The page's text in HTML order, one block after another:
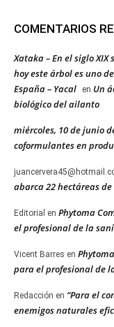
COMENTARIOS
Xataka – En el siglo
hoy este árbol es uno
España – Yacal
en Un
biológico del ailanto
miércoles, 10 de junio
coformulantes en
abarca 22 hectáreas
Editorial en Phytoma
el profesional de la
Vicent Barres en
para el profesional de
Redacción en “Para el
enemigos naturales